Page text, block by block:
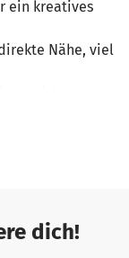
ein kreatives
Nähe, viel
wir ein
dich!